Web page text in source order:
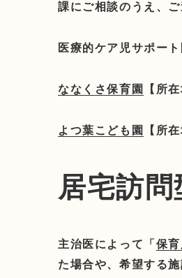
課にご相談のうえ、
医療的ケア児サポー
ななくさ保育園 【所
よつ葉こども園 【所
居宅訪
主治医によって「 保
た場合や、希望する